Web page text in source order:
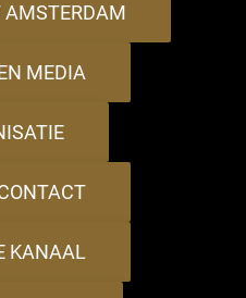
AMSTERDAM
MEDIA
KANAAL